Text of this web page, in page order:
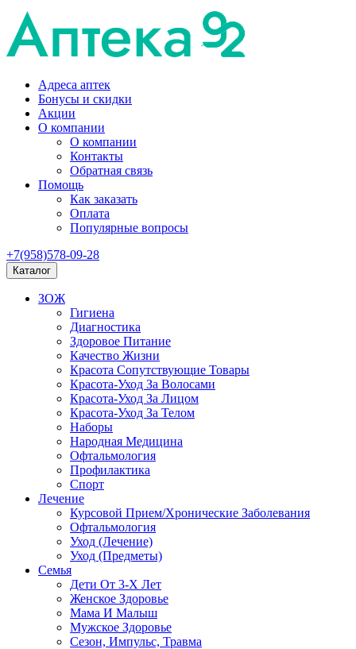
Адреса аптек
Бонусы и скидки
Акции
О компании
О компании
Контакты
Обратная связь
Помощь
Как заказать
Оплата
Популярные вопросы
+7(958)578-09-28
Каталог
ЗОЖ
Гигиена
Диагностика
Здоровое Питание
Качество Жизни
Красота Сопутствующие Товары
Красота-Уход За Волосами
Красота-Уход За Лицом
Красота-Уход За Телом
Наборы
Народная Медицина
Офтальмология
Профилактика
Спорт
Лечение
Курсовой Прием/Хронические Заболевания
Офтальмология
Уход (Лечение)
Уход (Предметы)
Семья
Дети От 3-Х Лет
Женское Здоровье
Мама И Малыш
Мужское Здоровье
Сезон, Импульс, Травма